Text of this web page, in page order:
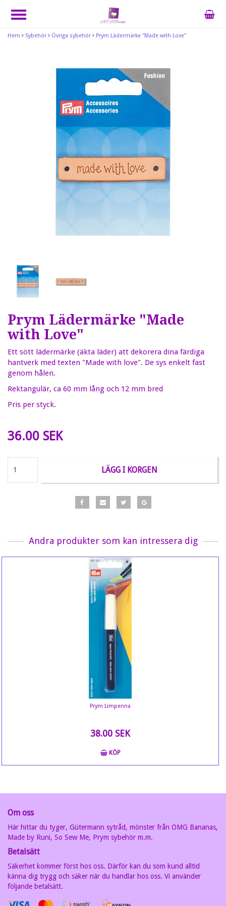
Hem Sybehör Övriga sybehör Prym Lädermärke "Made with Love"
Prym Lädermärke "Made
with Love"
Ett sött lädermärke (äkta läder) att dekorera dina färdiga
hantverk med texten "Made with love". De sys enkelt fast
genom hålen.
Rektangulär, ca 60 mm lång och 12 mm bred
Pris per styck.
36.00 SEK
LÄGG I KORGEN
Andra produkter som kan intressera dig
Prym Limpenna
38.00 SEK
KÖP
Om oss
Här hittar du tyger, Gütermann sytråd, mönster från OMG Bananas,
Made by Runi, So Sew Me, Prym sybehör m.m.
Betalsätt
Säkerhet kommer först hos oss. Därför kan du som kund alltid
känna dig trygg och säker när du handlar hos oss. Vi använder
följande betalsätt.